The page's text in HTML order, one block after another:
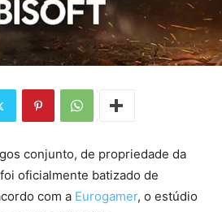
conjunto, de propriedade da
oficialmente batizado de
com a Eurogamer, o estúdio